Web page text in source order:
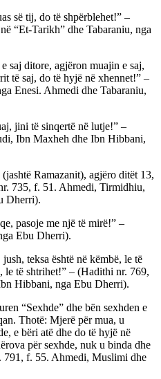
së tij, do të shpërblehet!” –
“Et-Tarikh” dhe Tabaraniu, nga
saj ditore, agjëron muajin e saj,
të saj, do të hyjë në xhennet!” –
Enesi. Ahmedi dhe Tabaraniu,
jini të sinqertë në lutje!” –
Ibn Maxheh dhe Ibn Hibbani,
Ramazanit), agjëro ditët 13,
735, f. 51. Ahmedi, Tirmidhiu,
Dherri).
pasoje me një të mirë!” –
Ebu Dherri).
teksa është në këmbë, le të
le të shtrihet!” – (Hadithi nr. 769,
Hibbani, nga Ebu Dherri).
“Sexhde” dhe bën sexhden e
Thotë: Mjerë për mua, u
e bëri atë dhe do të hyjë në
për sexhde, nuk u binda dhe
791, f. 55. Ahmedi, Muslimi dhe